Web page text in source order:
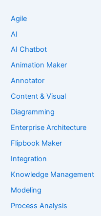
Agile
AI
AI Chatbot
Animation Maker
Annotator
Content & Visual
Diagramming
Enterprise Architecture
Flipbook Maker
Integration
Knowledge Management
Modeling
Process Analysis